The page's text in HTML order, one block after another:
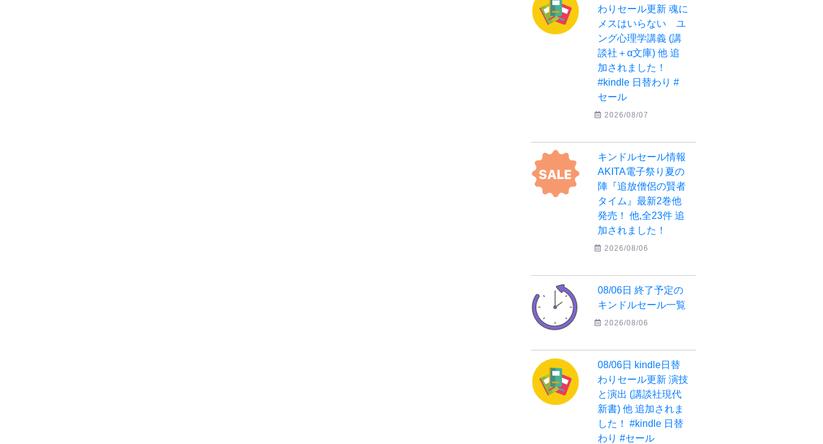
わりセール更新 魂に
メスはいらない ユ
ング心理学講義 (講
談社＋α文庫) 他 追
加されました！
#kindle 日替わり #
セール
2026/08/07
キンドルセール情報
AKITA電子祭り夏の
陣『追放僧侶の賢者
タイム』最新2巻他
発売！ 他,全23件 追
加されました！
2026/08/06
08/06日 終了予定の
キンドルセール一覧
2026/08/06
08/06日 kindle日替
わりセール更新 演技
と演出 (講談社現代
新書) 他 追加されま
した！ #kindle 日替
わり #セール